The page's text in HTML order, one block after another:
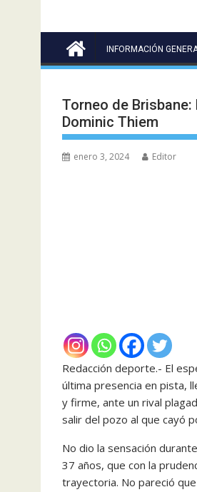
INFORMACIÓN
Torneo de
Dominic Thiem
enero 3, 2024 Editor
Redacción deporte.- El
última presencia en pista,
y firme, ante un rival
salir del pozo al que cayó
No dio la sensación
37 años, que con la
trayectoria. No pareció